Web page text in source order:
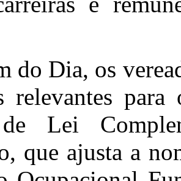
do Dia, os
relevantes
Lei
que ajusta a